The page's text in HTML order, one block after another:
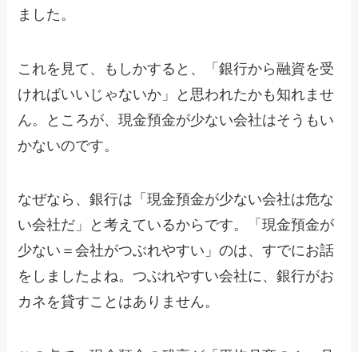
ました。
これを見て、もしかすると、「銀行から融資を受
ければいいじゃないか」と思われたかも知れませ
ん。ところが、現金預金が少ない会社はそうもい
かないのです。
なぜなら、銀行は「現金預金が少ない会社は危な
い会社だ」と考えているからです。「現金預金が
少ない＝会社がつぶれやすい」のは、すでにお話
をしましたよね。つぶれやすい会社に、銀行がお
カネを貸すことはありません。